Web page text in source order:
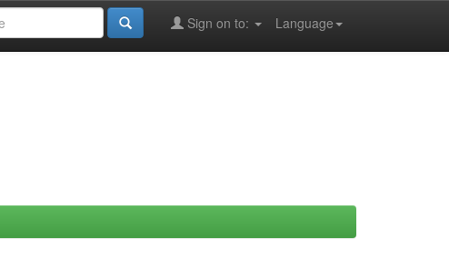
Language
Sign on to: